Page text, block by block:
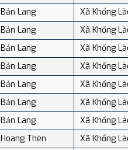
Bản Lang
Xã Khổng
Bản Lang
Xã Khổng
Bản Lang
Xã Khổng
Bản Lang
Xã Khổng
Bản Lang
Xã Khổng
Bản Lang
Xã Khổng
Bản Lang
Xã Khổng
Hoang Thèn
Xã Khổng